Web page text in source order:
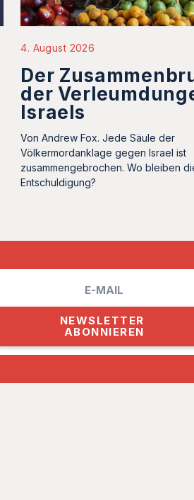
4. August 2026
Der
der
Israels
Von Andrew Fox. Jede Säule der
Völkermordanklage gegen Israel ist
zusammengebrochen. Wo bleiben
Entschuldigung?